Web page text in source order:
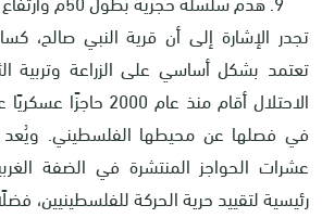
تجدر الإشارة إلى أن قرية النبي صالح،
تعتمد بشكل أساسي على الزراعة وتربية
الاحتلال أقام منذ عام
في فصلها عن محيطها الفلسطيني. ويُعد
عشرات الحواجز المنتشرة في الضفة
رئيسية لتقييد حرية الحركة للفلسطينيين،